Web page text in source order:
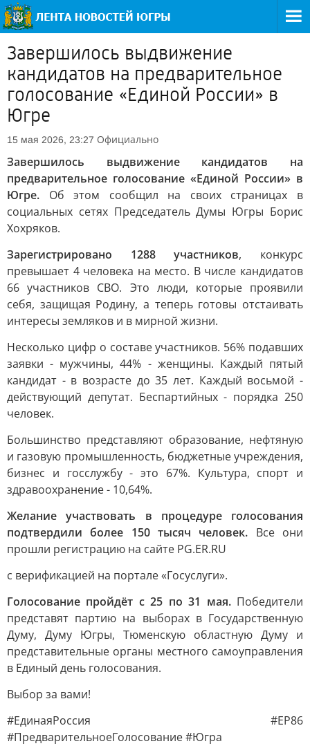
Завершилось выдвижение
кандидатов на предварительное
голосование «Единой России» в
Югре
15 мая 2026, 23:27 Официально
Завершилось выдвижение кандидатов на
предварительное голосование «Единой России» в
Югре. Об этом сообщил на своих страницах в
социальных сетях Председатель Думы Югры Борис
Хохряков.
Зарегистрировано 1288 участников, конкурс
превышает 4 человека на место. В числе кандидатов
66 участников СВО. Это люди, которые проявили
себя, защищая Родину, а теперь готовы отстаивать
интересы земляков и в мирной жизни.
Несколько цифр о составе участников. 56% подавших
заявки - мужчины, 44% - женщины. Каждый пятый
кандидат - в возрасте до 35 лет. Каждый восьмой -
действующий депутат. Беспартийных - порядка 250
человек.
Большинство представляют образование, нефтяную
и газовую промышленность, бюджетные учреждения,
бизнес и госслужбу - это 67%. Культура, спорт и
здравоохранение - 10,64%.
Желание участвовать в процедуре голосования
подтвердили более 150 тысяч человек. Все они
прошли регистрацию на сайте PG.ER.RU
с верификацией на портале «Госуслуги».
Голосование пройдёт с 25 по 31 мая. Победители
представят партию на выборах в Государственную
Думу, Думу Югры, Тюменскую областную Думу и
представительные органы местного самоуправления
в Единый день голосования.
Выбор за вами!
#ЕдинаяРоссия #ЕР86
#ПредварительноеГолосование #Югра